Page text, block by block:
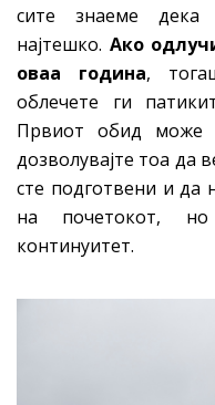
сите знаеме дека
најтешко. Ако
оваа година,
облечете ги
Првиот обид
дозволувајте тоа да
сте подготвени и да
на почетокот,
континуитет.